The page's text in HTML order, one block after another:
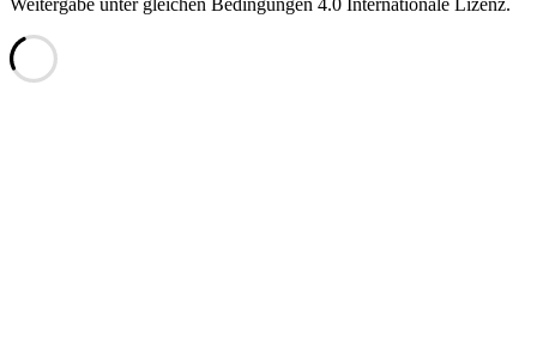
Weitergabe unter gleichen Bedingungen 4.0 Internationale Lizenz.